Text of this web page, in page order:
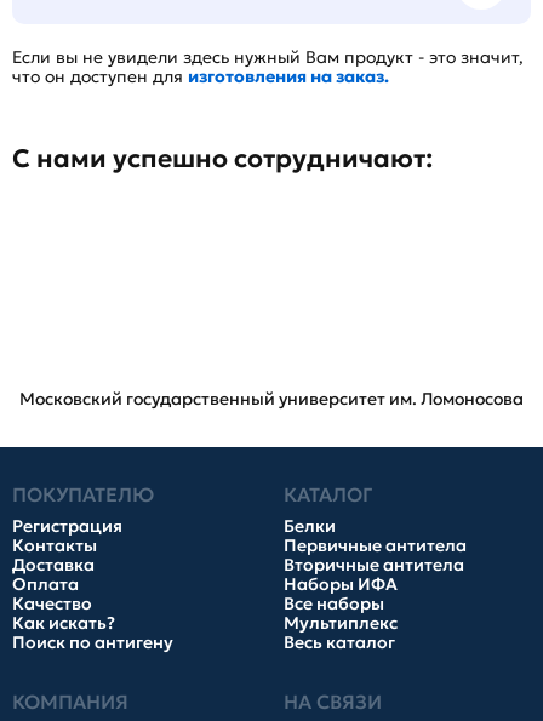
Если вы не увидели здесь нужный Вам продукт - это значит,
что он доступен для изготовления на заказ.
С нами успешно сотрудничают:
Московский государственный университет им. Ломоносова
ПОКУПАТЕЛЮ
Регистрация
Контакты
Доставка
Оплата
Качество
Как искать?
Поиск по антигену
КАТАЛОГ
Белки
Первичные антитела
Вторичные антитела
Наборы ИФА
Все наборы
Мультиплекс
Весь каталог
КОМПАНИЯ НА СВЯЗИ